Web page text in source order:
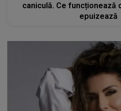
caniculă. Ce funcționează
epuizează